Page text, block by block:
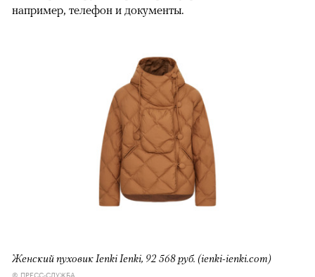
например, телефон и документы.
Женский пуховик Ienki Ienki, 92 568 руб. (ienki-ienki.com)
© ПРЕСС-СЛУЖБА